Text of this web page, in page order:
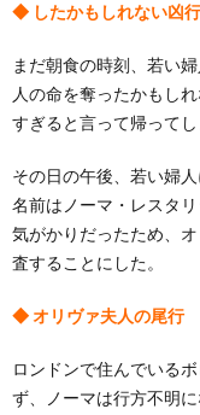
◆ したかもしれない凶行
まだ朝食の時刻、若い
人の命を奪ったかもし
すぎると言って帰ってし
その日の午後、若い婦
名前はノーマ・レスタ
気がかりだったため、
査することにした。
◆ オリヴァ夫人の尾行
ロンドンで住んでいる
ず、ノーマは行方不明